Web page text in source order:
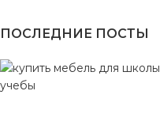
ПОСЛЕДНИЕ ПОСТЫ